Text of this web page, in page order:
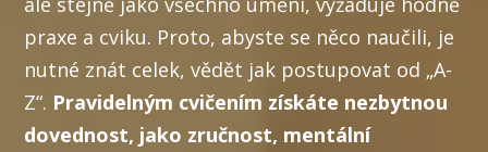
praxe a cviku. Proto, abyste se něco naučili, je
nutné znát celek, vědět jak postupovat od „A-
Z“. Pravidelným cvičením získáte nezbytnou
dovednost, jako zručnost, mentální